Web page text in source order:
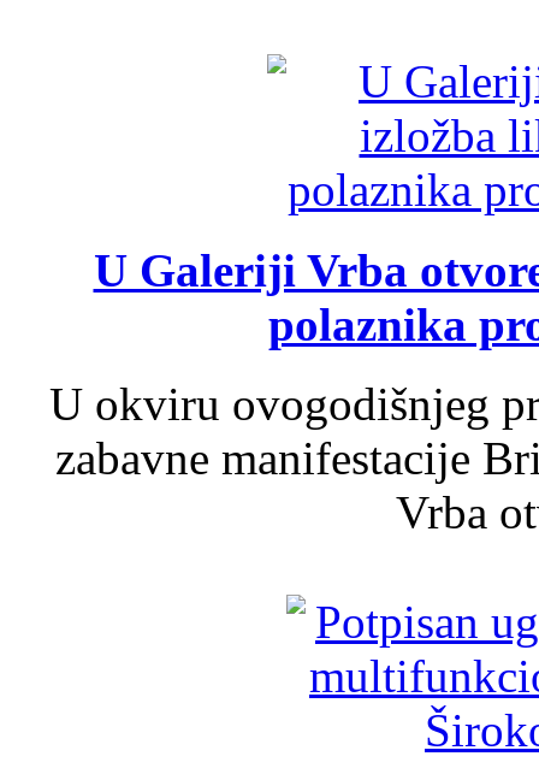
U Galeriji Vrba
polaznika
U okviru ovogodišnjeg
zabavne manifestacije
Vrba